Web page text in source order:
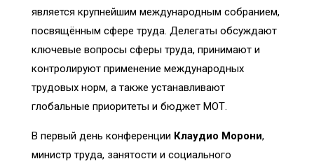
является крупнейшим международным собранием,
посвящённым сфере труда. Делегаты обсуждают
ключевые вопросы сферы труда, принимают и
контролируют применение международных
трудовых норм, а также устанавливают
глобальные приоритеты и бюджет МОТ.
В первый день конференции Клаудио Морони,
министр труда, занятости и социального